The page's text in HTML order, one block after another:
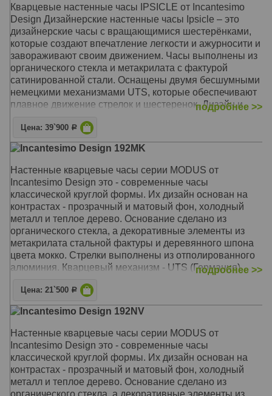
Кварцевые настенные часы IPSICLE от Incantesimo
Design Дизайнерские настенные часы Ipsicle – это
дизайнерские часы с вращающимися шестерёнками,
которые создают впечатление легкости и ажурносити и
завораживают своим движением. Часы выполнены из
органического стекла и метакрилата с фактурой
сатинированной стали. Оснащены двумя бесшумными
немецкими механизмами UTS, которые обеспечивают
плавное движение стрелок и шестеренок. Дизайн и
Корпус: Метакрилат, оргстекло, дерево
подробнее >>
Цена: 39`900 Р
Incantesimo Design 192MK
Настенные кварцевые часы серии MODUS от
Incantesimo Design это - современные часы
классической круглой формы. Их дизайн основан на
контрастах - прозрачный и матовый фон, холодный
металл и теплое дерево. Основание сделано из
органического стекла, а декоративные элементы из
метакрилата стальной фактуры и деревянного шпона
цвета мокко. Стрелки выполнены из отполированного
алюминия. Кварцевый механизм - UTS (Германия),
- Италия, Милан.
Механизм: Кварцевый UTS (Германия)
Размер: Диаметр 40 см
подробнее >>
Цена: 21`500 Р
Incantesimo Design 192NV
Настенные кварцевые часы серии MODUS от
Incantesimo Design это - современные часы
классической круглой формы. Их дизайн основан на
контрастах - прозрачный и матовый фон, холодный
металл и теплое дерево. Основание сделано из
органического стекла, а декоративные элементы из